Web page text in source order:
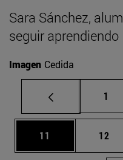
Sara Sánchez,
seguir aprendiendo
Imagen Cedida
1
Página
11 12